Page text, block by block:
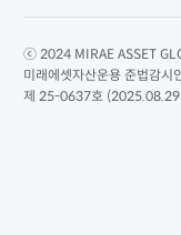
ⓒ 2024 MIRAE ASSET
미래에셋자산운용 준법감시
제 25-0637호